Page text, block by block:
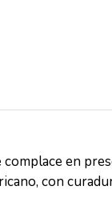
complace en
con